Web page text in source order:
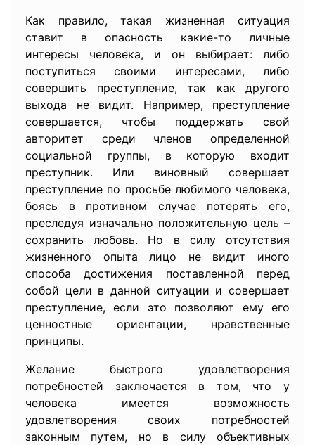
Как правило, такая жизненная ситуация
ставит в опасность какие-то личные
интересы человека, и он выбирает: либо
поступиться своими интересами, либо
совершить преступление, так как другого
выхода не видит. Например, преступление
совершается, чтобы поддержать свой
авторитет среди членов определенной
социальной группы, в которую входит
преступник. Или виновный совершает
преступление по просьбе любимого человека,
боясь в противном случае потерять его,
преследуя изначально положительную цель –
сохранить любовь. Но в силу отсутствия
жизненного опыта лицо не видит иного
способа достижения поставленной перед
собой цели в данной ситуации и совершает
преступление, если это позволяют ему его
ценностные ориентации, нравственные
принципы.
Желание быстрого удовлетворения
потребностей заключается в том, что у
человека имеется возможность
удовлетворения своих потребностей
законным путем, но в силу объективных